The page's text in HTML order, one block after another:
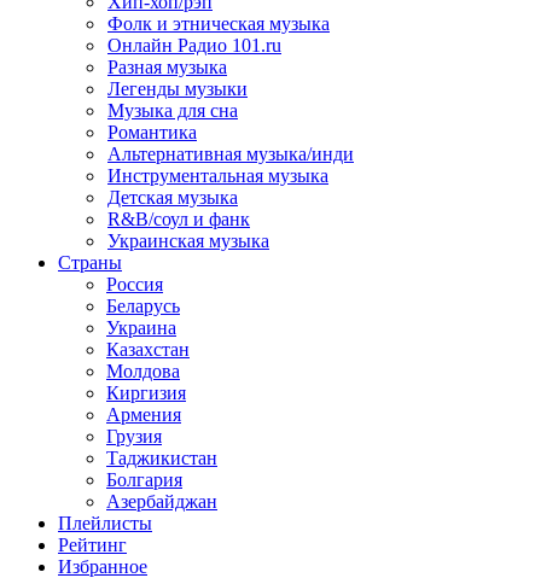
Фолк и этническая музыка
Онлайн Радио 101.ru
Разная музыка
Легенды музыки
Музыка для сна
Романтика
Альтернативная музыка/инди
Инструментальная музыка
Детская музыка
R&B/cоул и фанк
Украинская музыка
Страны
Россия
Беларусь
Украина
Казахстан
Молдова
Киргизия
Армения
Грузия
Таджикистан
Болгария
Азербайджан
Плейлисты
Рейтинг
Избранное